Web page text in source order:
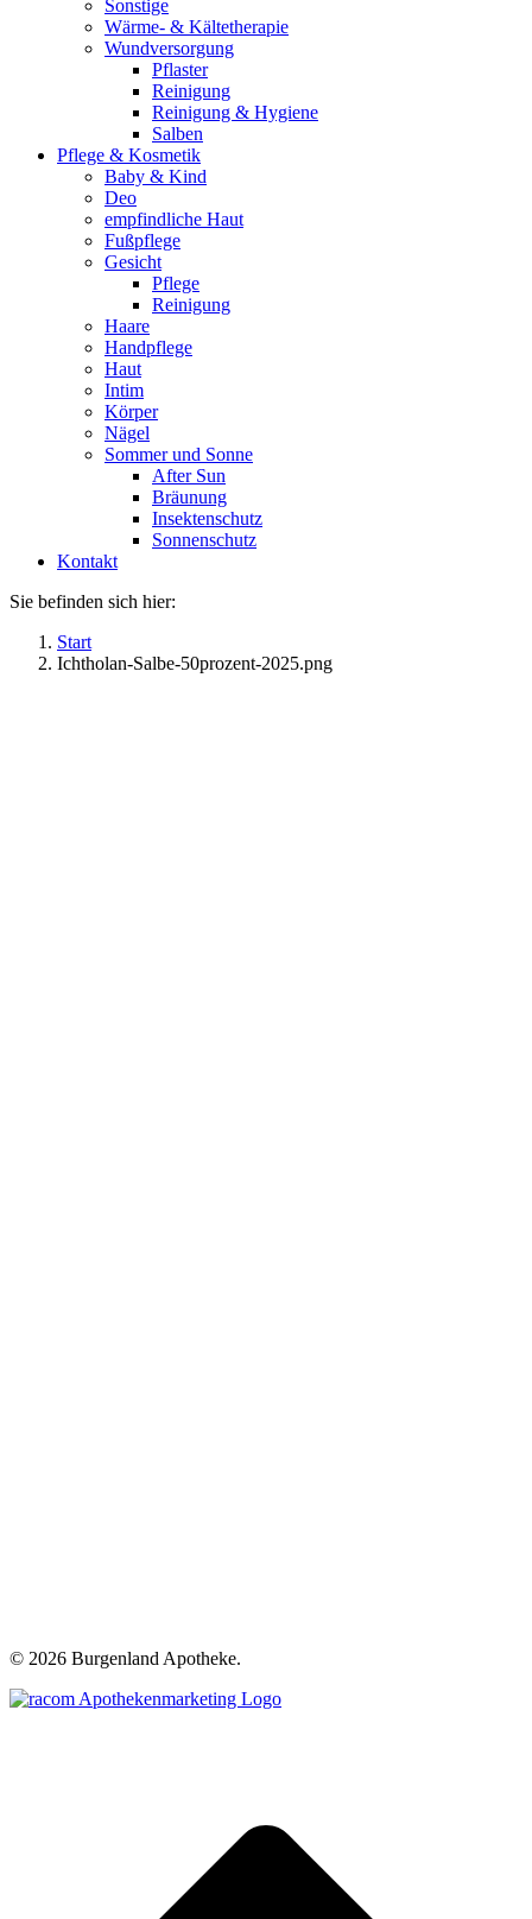
Sonstige
Wärme- & Kältetherapie
Wundversorgung
Pflaster
Reinigung
Reinigung & Hygiene
Salben
Pflege & Kosmetik
Baby & Kind
Deo
empfindliche Haut
Fußpflege
Gesicht
Pflege
Reinigung
Haare
Handpflege
Haut
Intim
Körper
Nägel
Sommer und Sonne
After Sun
Bräunung
Insektenschutz
Sonnenschutz
Kontakt
Sie befinden sich hier:
Start
Ichtholan-Salbe-50prozent-2025.png
© 2026 Burgenland Apotheke.